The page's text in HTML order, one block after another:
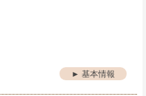
► 基本情報